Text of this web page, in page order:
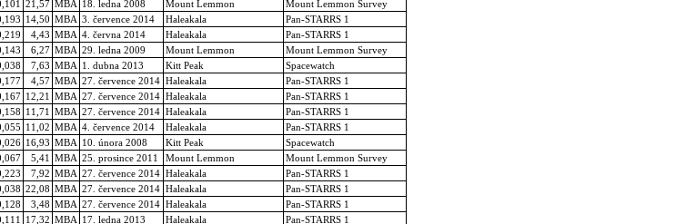
21,57 MBA 18. ledna 2008 Mount Lemmon
Mount Lemmon Survey
14,50 MBA 3. července 2014 Haleakala
Pan-STARRS 1
4,43 MBA 4. června 2014 Haleakala
Pan-STARRS 1
6,27 MBA 29. ledna 2009 Mount Lemmon
Mount Lemmon Survey
7,63 MBA 1. dubna 2013 Kitt Peak
Spacewatch
4,57 MBA 27. července 2014 Haleakala
Pan-STARRS 1
12,21 MBA 27. července 2014 Haleakala
Pan-STARRS 1
11,71 MBA 27. července 2014 Haleakala
Pan-STARRS 1
11,02 MBA 4. července 2014 Haleakala
Pan-STARRS 1
16,93 MBA 10. února 2008 Kitt Peak
Spacewatch
5,41 MBA 25. prosince 2011 Mount Lemmon
Mount Lemmon Survey
7,92 MBA 27. července 2014 Haleakala
Pan-STARRS 1
22,08 MBA 27. července 2014 Haleakala
Pan-STARRS 1
3,48 MBA 27. července 2014 Haleakala
Pan-STARRS 1
17,32 MBA 17. ledna 2013 Haleakala
Pan-STARRS 1